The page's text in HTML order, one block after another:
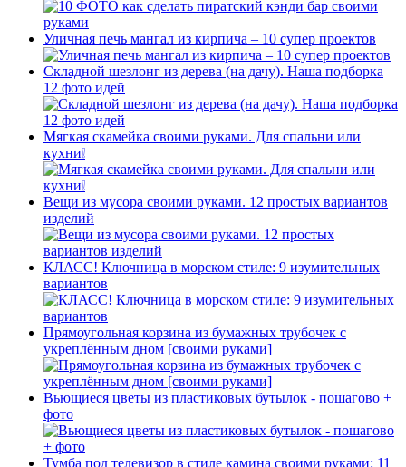
Уличная печь мангал из кирпича – 10 супер проектов
Складной шезлонг из дерева (на дачу). Наша подборка
12 фото идей
Мягкая скамейка своими руками. Для спальни или
кухни❕
Вещи из мусора своими руками. 12 простых вариантов
изделий
КЛАСС! Ключница в морском стиле: 9 изумительных
вариантов
Прямоугольная корзина из бумажных трубочек с
укреплённым дном [своими руками]
Вьющиеся цветы из пластиковых бутылок - пошагово +
фото
Тумба под телевизор в стиле камина своими руками: 11